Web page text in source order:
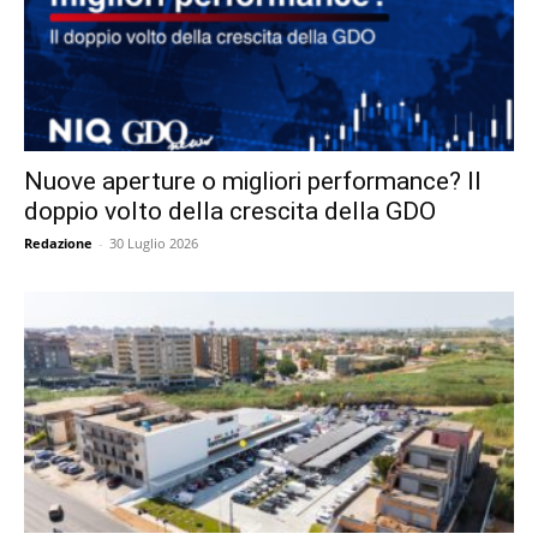
Nuove aperture o migliori performance? Il
doppio volto della crescita della GDO
Redazione - 30 Luglio 2026